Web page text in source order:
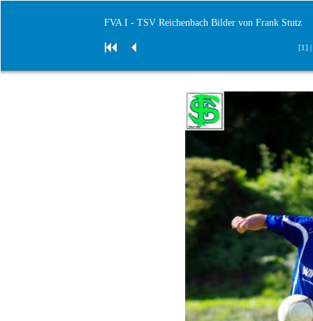
FVA I - TSV Reichenbach Bilder von Frank Stutz
[1] |